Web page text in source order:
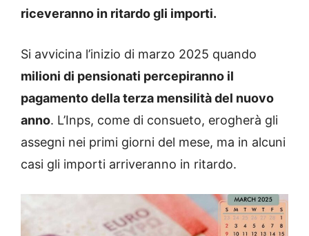
riceveranno in ritardo gli importi.
Si avvicina l’inizio di marzo 2025 quando
milioni di pensionati percepiranno il
pagamento della terza mensilità del nuovo
anno. L’Inps, come di consueto, erogherà gli
assegni nei primi giorni del mese, ma in alcuni
casi gli importi arriveranno in ritardo.